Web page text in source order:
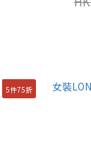
5件75折